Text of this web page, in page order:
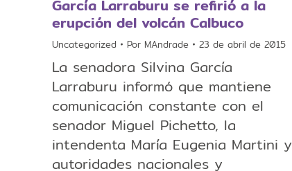
García Larraburu se refirió a la
erupción del volcán Calbuco
Uncategorized Por MAndrade 23 de abril de 2015
La senadora Silvina García
Larraburu informó que mantiene
comunicación constante con el
senador Miguel Pichetto, la
intendenta María Eugenia Martini y
autoridades nacionales y